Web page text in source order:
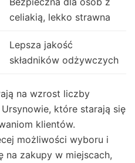
celiakią, lekko strawna
Lepsza jakość
składników odżywczych
na wzrost liczby
które starają się
klientów.
możliwości wyboru i
na zakupy w miejscach,